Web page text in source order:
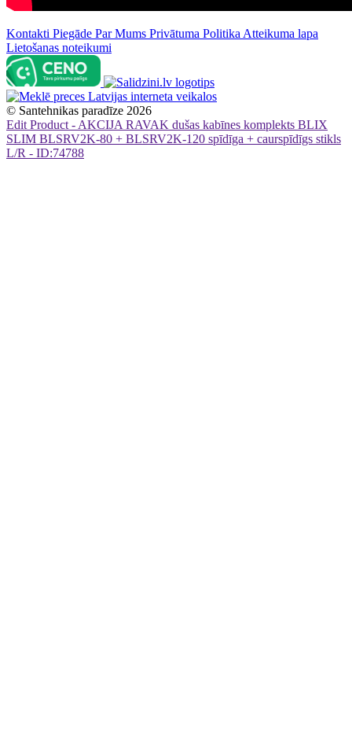
Kontakti Piegāde Par Mums Privātuma Politika Atteikuma lapa
Lietošanas noteikumi
© Santehnikas paradīze 2026
Edit Product - AKCIJA RAVAK dušas kabīnes komplekts BLIX
SLIM BLSRV2K-80 + BLSRV2K-120 spīdīga + caurspīdīgs stikls
L/R - ID:74788